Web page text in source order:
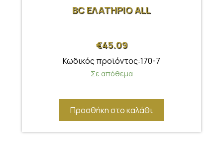
BC ΕΛΑΤΗΡΙΟ ALL
€45.09
Κωδικός προϊόντος:170-7
Σε απόθεμα
Προσθήκη στο καλάθι